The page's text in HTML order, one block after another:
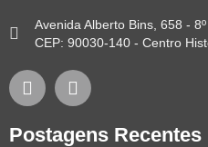
Avenida Alberto Bins, 658 -
CEP: 90030-140 - Centro
Postagens Recentes